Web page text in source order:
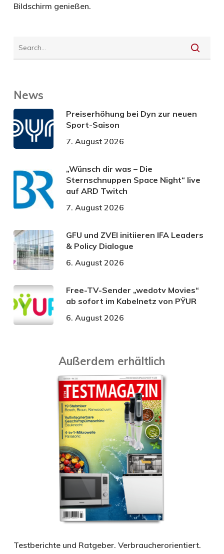
Bildschirm genießen.
News
Preiserhöhung bei Dyn zur neuen
Sport-Saison
7. August 2026
„Wünsch dir was – Die
Sternschnuppen Space Night“ live
auf ARD Twitch
7. August 2026
GFU und ZVEI initiieren IFA Leaders
& Policy Dialogue
6. August 2026
Free-TV-Sender „wedotv Movies“
ab sofort im Kabelnetz von PŸUR
6. August 2026
Außerdem erhältlich
Testberichte und Ratgeber. Verbraucherorientiert.